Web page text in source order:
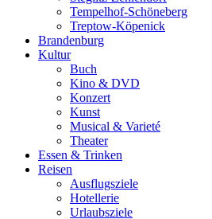
Tempelhof-Schöneberg
Treptow-Köpenick
Brandenburg
Kultur
Buch
Kino & DVD
Konzert
Kunst
Musical & Varieté
Theater
Essen & Trinken
Reisen
Ausflugsziele
Hotellerie
Urlaubsziele